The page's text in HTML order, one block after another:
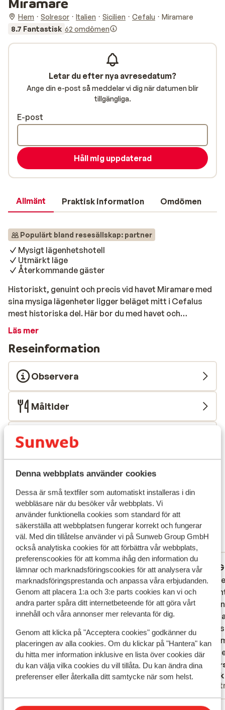
Denna webbplats använder cookies
Dessa är små textfiler som automatiskt installeras i din
webbläsare när du besöker vår webbplats. Vi
använder funktionella cookies som standard för att
säkerställa att webbplatsen fungerar korrekt och fungerar
väl. Med din tillåtelse använder vi på Sunweb Group GmbH
också analytiska cookies för att förbättra vår webbplats,
preferenscookies för att komma ihåg den information du
lämnar och marknadsföringscookies för att analysera vår
marknadsföringsprestanda och anpassa våra erbjudanden.
Genom att placera 1:a och 3:e parts cookies kan vi och
andra parter spåra ditt internetbeteende för att göra vårt
innehåll och våra annonser mer relevanta för dig.
Genom att klicka på "Acceptera cookies" godkänner du
placeringen av alla cookies. Om du klickar på "Hantera" kan
du hitta mer information inklusive en lista över cookies där
du kan välja vilka cookies du vill tillåta. Du kan ändra dina
preferenser eller återkalla ditt samtycke när som helst.
Hem Solresor Italien Sicilien Cefalu
Miramare
8.7 Fantastisk 62 omdömen
Allmänt Praktisk information Omdömen
Populärt bland resesällskap: partner
Mysigt lägenhetshotell
Utmärkt läge
Återkommande gäster
Historiskt, genuint och precis vid havet Miramare med
sina mysiga lägenheter ligger beläget mitt i Cefalus
mest historiska del. Här bor du med havet och
klippbaden inpå husknuten samtidigt som du får
Hotellbyggnaden ligger precis vid havskanten och här
är det bara att gå ut för att bada från klipporna. Om du
föredrar sandstranden tar du en promenad på drygt
200 meter till början av Cefalus fina sandstrand.
Beroende på vilken del av stranden du väljer finns
möjlighet att hyra solstolar och parasoller.
Omgivningarna I Cefalù stad finns ett stort utbud av
restauranger, trattorior, caféer och barer, maten är
tillagad av färska råvaror och vinerna är förträffliga.
Ett utomhusdiskotek ligger vid Le Calette, där du kan
dansa under stjärnorna under högsäsongen.
strandpromenaden. Minimarkets hittar du lite överallt
tillsammans med små speceriaffärer. Marknaden är på
lördagar på baksidan av klippan ovanför hamnen.
Läs mer
Reseinformation
Observera
Måltider
Flygresan
Vad våra gäster tycker
Det här är 100 % äkta kundrecensioner som verkligen
speglar deras upplevelser av vår produkt.
Mer om recensioner
8.7 Fantastisk
62 omdömen
Mest bokad av partner
10 Fantastisk
9 maj 2026
Mooie centrale ligging nabij het strand ,
historisch centrum en restaurants.
Mooie centrale ligging nabij het strand ,
historisch centrum en restaurants.
Översätt till svenska
Huub Verkerk.
5.7
en
gas.
zeker
te
de
en
gas.
zeker
Luuk
Letar du efter nya avresedatum?
Ange din e-post så meddelar vi dig när datumen blir
tillgängliga.
E-post
Håll mig uppdaterad